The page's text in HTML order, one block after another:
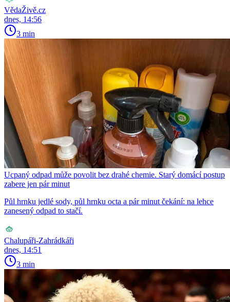
VědaŽivě.cz
dnes, 14:56
3 min
Ucpaný odpad může povolit bez drahé chemie. Starý domácí postup
zabere jen pár minut
Půl hrnku jedlé sody, půl hrnku octa a pár minut čekání: na lehce
zanesený odpad to stačí.
Chalupáři-Zahrádkáři
dnes, 14:51
3 min